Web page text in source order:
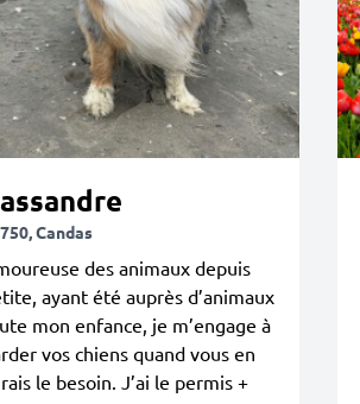
Candas
des animaux depuis
ayant été auprès d’animaux
mon enfance, je m’engage à
vos chiens quand vous en
le besoin. J’ai le permis +